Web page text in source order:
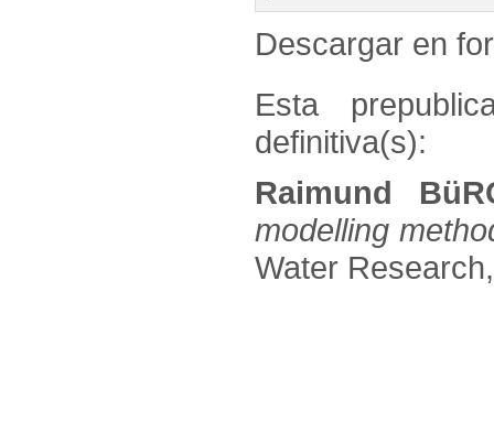
Descargar en
Esta
definitiva(s):
Raimund
modelling
Water